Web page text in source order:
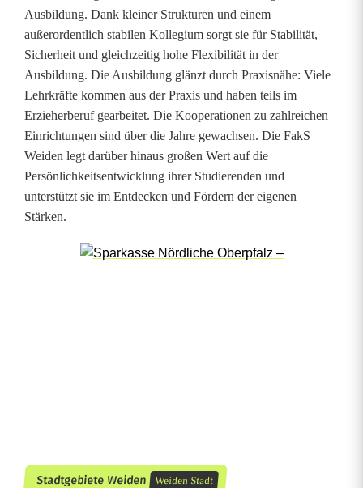
r
o
ß
e
s
I
n
t
Ausbildung. Dank kleiner Strukturen und einem
außerordentlich stabilen Kollegium sorgt sie für Stabilität,
Sicherheit und gleichzeitig hohe Flexibilität in der
Ausbildung. Die Ausbildung glänzt durch Praxisnähe: Viele
Lehrkräfte kommen aus der Praxis und haben teils im
Erzieherberuf gearbeitet. Die Kooperationen zu zahlreichen
Einrichtungen sind über die Jahre gewachsen. Die FakS
Weiden legt darüber hinaus großen Wert auf die
Persönlichkeitsentwicklung ihrer Studierenden und
unterstützt sie im Entdecken und Fördern der eigenen
Stärken.
Stadtgebiete Weiden Weiden Stadt